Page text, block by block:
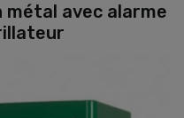
métal avec alarme